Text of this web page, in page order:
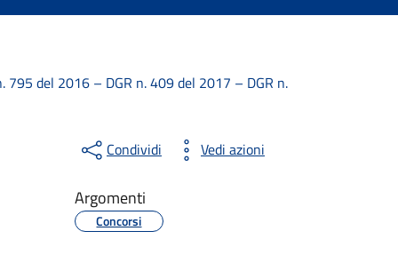
del 2016 – DGR n. 409 del 2017 – DGR n.
Condividi Vedi azioni
Argomenti
Concorsi